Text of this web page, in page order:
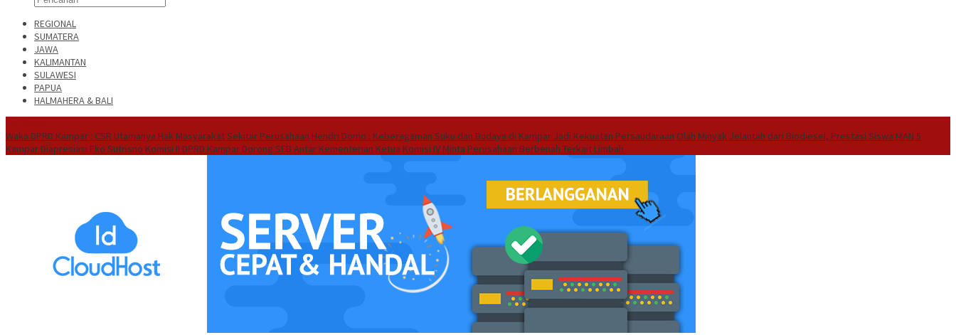
REGIONAL
SUMATERA
JAWA
KALIMANTAN
SULAWESI
PAPUA
HALMAHERA & BALI
Waka DPRD Kampar : CSR Utamanya Hak Masyarakat Sekitar Perusahaan Hendri Domo : Keberagaman Suku dan Budaya di Kampar Jadi Kekuatan Persaudaraan Olah Minyak Jelantah dari Biodiesel, Prestasi Siswa MAN 5
Kampar Diapresiasi Eko Sutrisno Komisi II DPRD Kampar Dorong SEB Antar Kementerian Ketua Komisi IV Minta Perusahaan Berbenah Terkait Limbah